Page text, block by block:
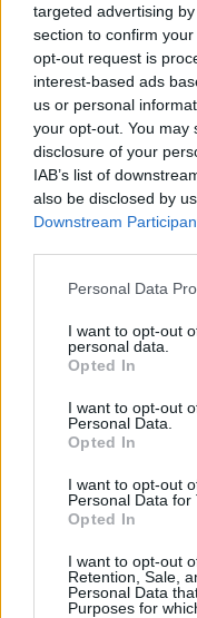
targeted advertising
section to confirm
opt-out request is
interest-based ads
us or personal
your opt-out. You may
disclosure of your
IAB’s list of
also be disclosed by
Downstream
Personal Data
I want to opt-out
personal data.
Opted In
I want to opt-out
Personal Data.
Opted In
I want to opt-out
Personal Data for
Opted In
I want to opt-out
Retention, Sale,
Personal Data
Purposes for
Bon, OK, en fait
Donc UNE sur
explication. Elles ont
Peut-être qu’on
aurait l’air fine !
Bon,
Aie. On aurait pas
mamelon
l’aisselle ou au niveau
Berk.
Berk berk berk.